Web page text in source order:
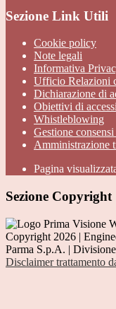
Sezione Link Utili
Cookie policy
Note legali
Informativa
Ufficio Relazioni
Dichiarazione di
Obiettivi di
Whistleblowing
Gestione
Amministrazione
Pagina
Sezione Copyright
Copyright 2026 |
Parma S.p.A. |
Disclaimer trattamento